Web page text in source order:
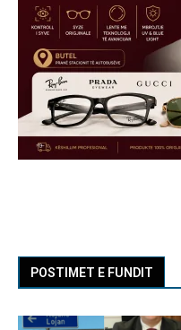
POSTIMET E FUNDIT